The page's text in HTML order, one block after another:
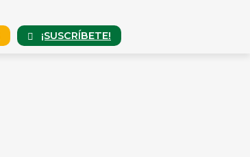
¡SUSCRÍBETE!